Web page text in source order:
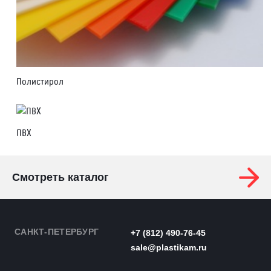
Полистирол
ПВХ
Смотреть каталог
САНКТ-ПЕТЕРБУРГ
+7 (812) 490-76-45
sale@plastikam.ru